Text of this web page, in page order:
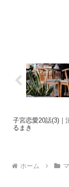
子宮恋愛20話(3)｜
るまき
ホーム